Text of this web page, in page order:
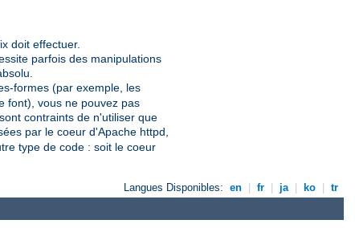
doit effectuer.
parfois des manipulations
formes (par exemple, les
font), vous ne pouvez pas
contraints de n'utiliser que
par le coeur d'Apache httpd,
type de code : soit le coeur
Langues Disponibles: en fr ja ko tr